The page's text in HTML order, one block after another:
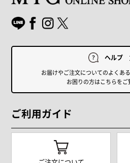
ヘルプ
お届けやご注文についてのよくあ
お困りの方はこちらをご
ご利用ガイド